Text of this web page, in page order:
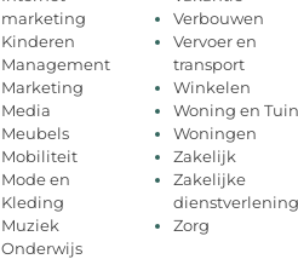
marketing
Kinderen
Management
Marketing
Media
Meubels
Mobiliteit
Mode en
Kleding
Muziek
Onderwijs
Verbouwen
Vervoer en
transport
Winkelen
Woning en Tuin
Woningen
Zakelijk
Zakelijke
dienstverlening
Zorg